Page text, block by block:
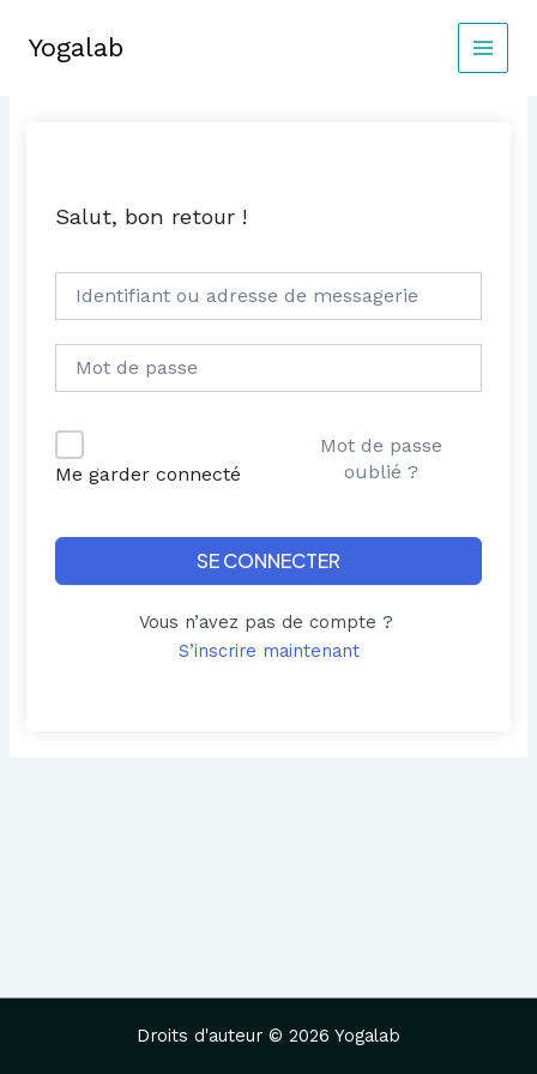
contenu
Yogalab
MAIN
Salut, bon retour !
Me garder connecté
Mot de passe
oublié ?
SE CONNECTER
Vous n’avez pas de compte ?
S’inscrire maintenant
Droits d'auteur © 2026 Yogalab